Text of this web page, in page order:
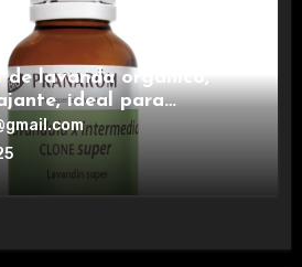
de lavanda orgánico,
ideal para